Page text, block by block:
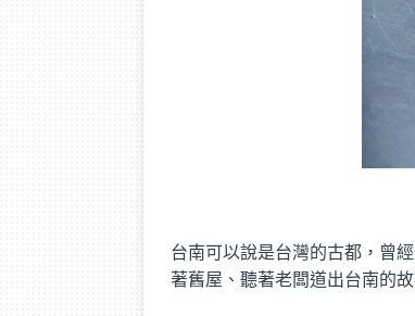
台南可以說是台灣的古都，曾
著舊屋、聽著老闆道出台南的